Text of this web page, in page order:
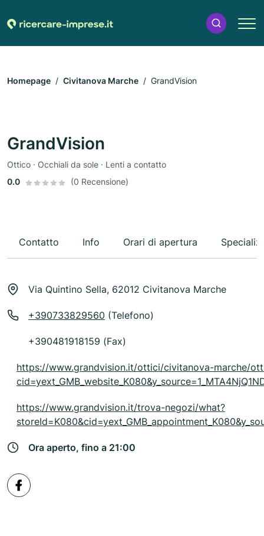
Homepage Civitanova Marche GrandVision
GrandVision
Ottico · Occhiali da sole · Lenti a contatto
0.0
(0 Recensione)
Contatto Info Orari di apertura
Via Quintino Sella, 62012 Civitanova Marche
+390733829560 (Telefono)
+390481918159 (Fax)
https://www.grandvision.it/ottici/civitanova-marche/
https://www.grandvision.it/trova-negozi/what?
Ora aperto, fino a 21:00